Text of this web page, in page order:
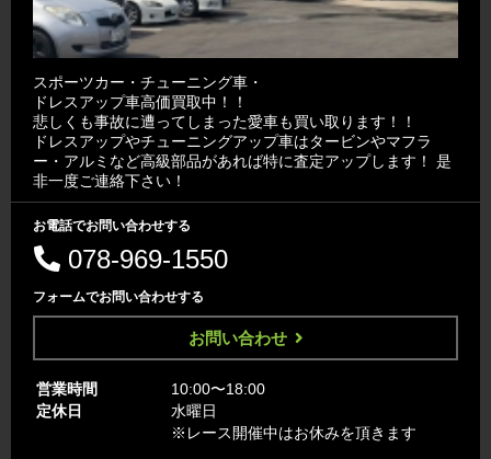
スポーツカー・チューニング車・
ドレスアップ車高価買取中！！
悲しくも事故に遭ってしまった愛車も買い取ります！！
ドレスアップやチューニングアップ車はタービンやマフラ
ー・アルミなど高級部品があれば特に査定アップします！ 是
非一度ご連絡下さい！
お電話でお問い合わせする
078-969-1550
フォームでお問い合わせする
お問い合わせ
営業時間
10:00〜18:00
定休日
水曜日
※レース開催中はお休みを頂きます